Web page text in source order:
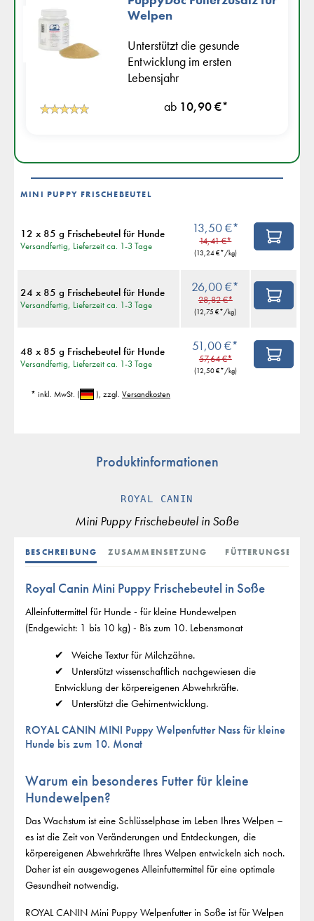
Welpen
Unterstützt die gesunde
Entwicklung im ersten
Lebensjahr
ab 10,90 €*
MINI PUPPY FRISCHEBEUTEL
12 x 85 g Frischebeutel für Hunde
Versandfertig, Lieferzeit ca. 1-3 Tage
13,50 €*
14,41 €*
(13,24 €*/kg)
24 x 85 g Frischebeutel für Hunde
Versandfertig, Lieferzeit ca. 1-3 Tage
26,00 €*
28,82 €*
(12,75 €*/kg)
48 x 85 g Frischebeutel für Hunde
Versandfertig, Lieferzeit ca. 1-3 Tage
51,00 €*
57,64 €*
(12,50 €*/kg)
* inkl. MwSt. ( ), zzgl. Versandkosten
Produktinformationen
ROYAL CANIN
Mini Puppy Frischebeutel in Soße
BESCHREIBUNG ZUSAMMENSETZUNG
Royal Canin Mini Puppy Frischebeutel in Soße
Alleinfuttermittel für Hunde - für kleine Hundewelpen
(Endgewicht: 1 bis 10 kg) - Bis zum 10. Lebensmonat
Weiche Textur für Milchzähne.
Unterstützt wissenschaftlich nachgewiesen die
Entwicklung der körpereigenen Abwehrkräfte.
Unterstützt die Gehirnentwicklung.
ROYAL CANIN MINI Puppy Welpenfutter Nass für kleine
Hunde bis zum 10. Monat
Warum ein besonderes Futter für kleine
Hundewelpen?
Das Wachstum ist eine Schlüsselphase im Leben Ihres Welpen –
es ist die Zeit von Veränderungen und Entdeckungen, die
körpereigenen Abwehrkräfte Ihres Welpen entwickeln sich noch.
Daher ist ein ausgewogenes Alleinfuttermittel für eine optimale
Gesundheit notwendig.
ROYAL CANIN Mini Puppy Welpenfutter in Soße ist für Welpen